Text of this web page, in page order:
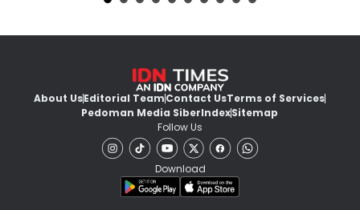
About UsEditorial TeamContact UsTerms of Services
Pedoman Media SiberIndexSitemap
Follow Us
Download